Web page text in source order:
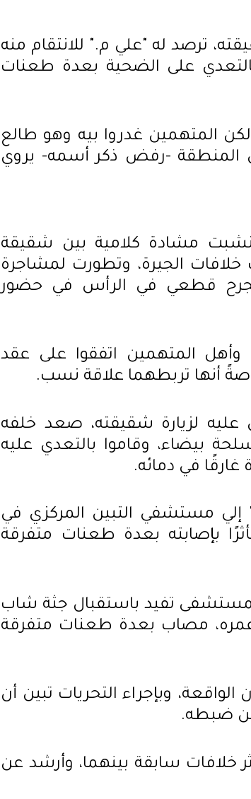
ترصد له "علي م." للانتقام منه
على الضحية بعدة طعنات
المتهمين غدروا بيه وهو طالع
المنطقة -رفض ذكر أسمه- يروي
نشبت مشادة كلامية بين شقيقة
الجيرة، وتطورت لمشاجرة
قطعي في الرأس في حضور
وأهل المتهمين اتفقوا على عقد
أنها تربطهما علاقة نسب.
عليه لزيارة شقيقته، صعد خلفه
بيضاء، وقاموا بالتعدي عليه
في دمائه.
مستشفي التبين المركزي في
بإصابته بعدة طعنات متفرقة
تفيد باستقبال جثة شاب
مصاب بعدة طعنات متفرقة
وبإجراء التحريات تبين أن
ضبطه.
خلافات سابقة بينهما، وأرشد عن